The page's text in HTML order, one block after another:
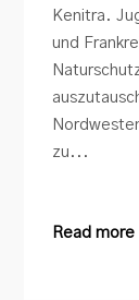
Kenitra.
und
zu...
Read more